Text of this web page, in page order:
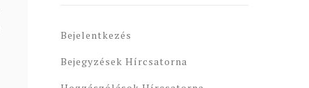
Bejelentkezés
Bejegyzések Hírcsatorna